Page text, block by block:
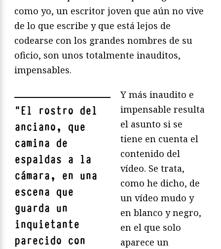
como yo, un escritor joven que aún no vive
de lo que escribe y que está lejos de
codearse con los grandes nombres de su
oficio, son unos totalmente inauditos,
impensables.
"El rostro del
anciano, que
camina de
espaldas a la
cámara, en una
escena que
guarda un
inquietante
parecido con
Y más inaudito e
impensable resulta
el asunto si se
tiene en cuenta el
contenido del
vídeo. Se trata,
como he dicho, de
un vídeo mudo y
en blanco y negro,
en el que solo
aparece un